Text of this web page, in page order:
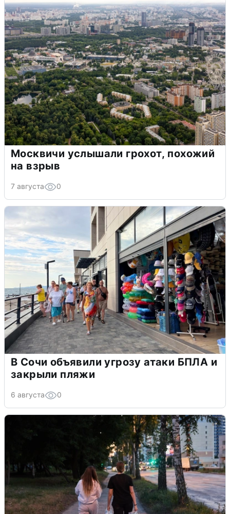
Москвичи услышали грохот, похожий
на взрыв
7 августа 0
В Сочи объявили угрозу атаки БПЛА и
закрыли пляжи
6 августа 0